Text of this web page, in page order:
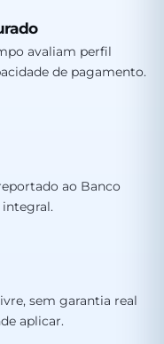
avaliam perfil
de pagamento.
ao Banco
sem garantia real
aplicar.